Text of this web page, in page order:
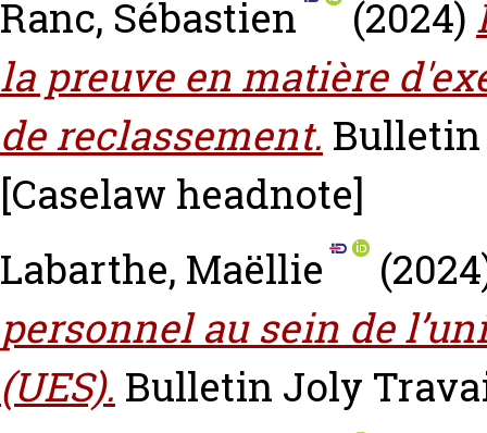
Ranc, Sébastien (2024)
la preuve en matière
de reclassement. Bulletin
[Caselaw headnote]
Labarthe, Maëllie
personnel au sein de
(UES). Bulletin Joly